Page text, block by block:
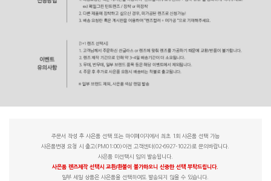
주문서 작성 후 사은품 선택 또는 마이페이지에서 최초 1회 사은품 선택 가능
사은품변경 요청 시 출고(PM01:00)이전 고객센터(02-6927-1022)로 문의바랍니다.
사은품 미선택시 임의 발송됩니다.
사은품 렌즈제작 선택시 교환/환불이 불가하오니 신중한 선택 부탁드립니다.
일부 세일 상품은 사은품을 선택하여도 발송되지 않을 수 있습니다.